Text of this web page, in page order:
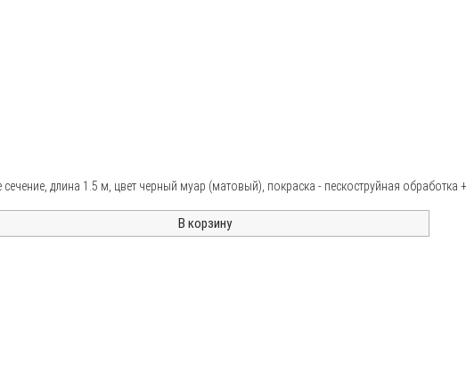
длина 1.5 м, цвет черный муар (матовый), покраска - пескоструйная обработка